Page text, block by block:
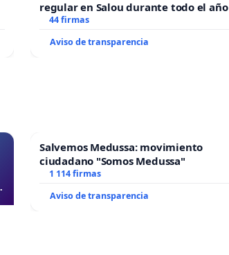
regular en Salou durante todo el año
44 firmas
Aviso de transparencia
Salvemos Medussa: movimiento
ciudadano "Somos Medussa"
1 114 firmas
Aviso de transparencia